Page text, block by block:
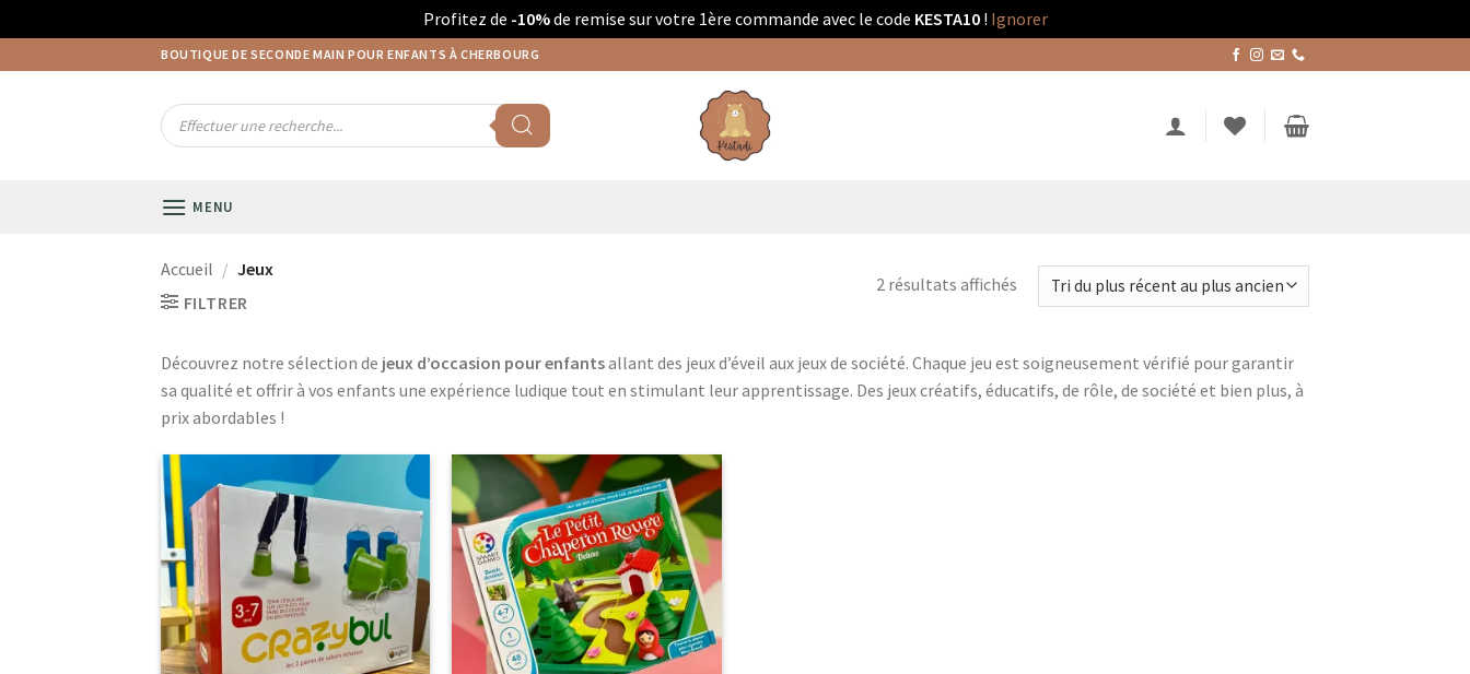
Profitez de -10%de remise sur votre 1ère commande avec le code KESTA10! Ignorer
au
BOUTIQUE DE SECONDE MAIN POUR ENFANTS À CHERBOURG
Recherche
de
produits
MENU
Accueil / Jeux
FILTRER
2 résultats affichésTrié
récent
au
Découvrez notre sélection de jeux d’occasion pour enfantsallant des jeux d’éveil aux jeux de société. Chaque jeu est soigneusement vérifié pour garantir
sa qualité et offrir à vos enfants une expérience ludique tout en stimulant leur apprentissage. Des jeux créatifs, éducatifs, de rôle, de société et bien plus, à
prix abordables !
AJOUTER
AUX
FAVORIS
AJOUTER
AUX
FAVORIS